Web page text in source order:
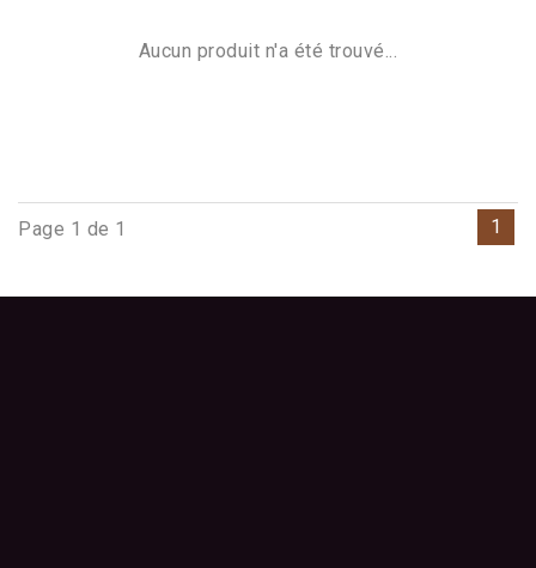
Aucun produit n'a été trouvé...
Page 1 de 1 1